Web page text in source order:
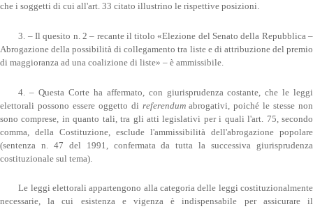
che i soggetti di cui all'art. 33 citato illustrino le rispettive posizioni.
3. – Il quesito n. 2 – recante il titolo «Elezione del Senato della Repubblica –
Abrogazione della possibilità di collegamento tra liste e di attribuzione del premio
di maggioranza ad una coalizione di liste» – è ammissibile.
4. – Questa Corte ha affermato, con giurisprudenza costante, che le leggi
elettorali possono essere oggetto di referendumabrogativi, poiché le stesse non
sono comprese, in quanto tali, tra gli atti legislativi per i quali l'art. 75, secondo
comma, della Costituzione, esclude l'ammissibilità dell'abrogazione popolare
(sentenza n. 47 del 1991, confermata da tutta la successiva giurisprudenza
costituzionale sul tema).
Le leggi elettorali appartengono alla categoria delle leggi costituzionalmente
necessarie, la cui esistenza e vigenza è indispensabile per assicurare il